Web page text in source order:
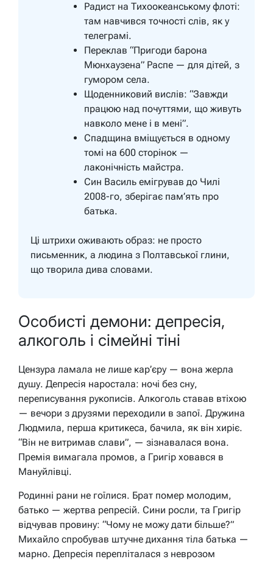
Радист на Тихоокеанському флоті:
там навчився точності слів, як у
телеграмі.
Переклав “Пригоди барона
Мюнхаузена” Распе — для дітей, з
гумором села.
Щоденниковий вислів: “Завжди
працюю над почуттями, що живуть
навколо мене і в мені”.
Спадщина вміщується в одному
томі на 600 сторінок —
лаконічність майстра.
Син Василь емігрував до Чилі
2008-го, зберігає пам’ять про
батька.
Ці штрихи оживають образ: не просто
письменник, а людина з Полтавської глини,
що творила дива словами.
Особисті демони: депресія,
алкоголь і сімейні тіні
Цензура ламала не лише кар’єру — вона жерла
душу. Депресія наростала: ночі без сну,
переписування рукописів. Алкоголь ставав втіхою
— вечори з друзями переходили в запої. Дружина
Людмила, перша критикеса, бачила, як він хиріє.
“Він не витримав слави”, — зізнавалася вона.
Премія вимагала промов, а Григір ховався в
Мануйлівці.
Родинні рани не гоїлися. Брат помер молодим,
батько — жертва репресій. Сини росли, та Григір
відчував провину: “Чому не можу дати більше?”
Михайло спробував штучне дихання тіла батька —
марно. Депресія перепліталася з неврозом